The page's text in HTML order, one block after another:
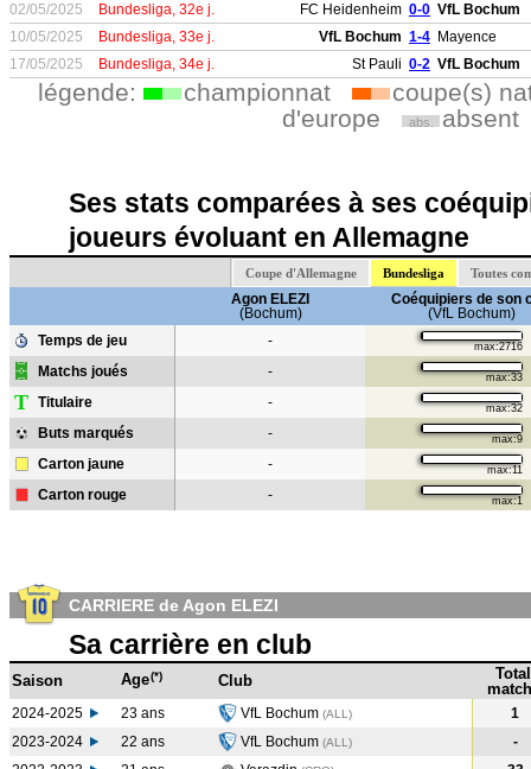
02/05/2025 Bundesliga, 32e j. FC Heidenheim 0-0 VfL Bochum
10/05/2025
Bundesliga, 33e j. VfL Bochum 1-4 Mayence
17/05/2025
Bundesliga, 34e j. St Pauli 0-2 VfL Bochum
légende: championnat
coupe(s)
d'europe
abs. absent
Ses stats comparées à ses
joueurs évoluant en Allemagne
Coupe d'Allemagne Bundesliga Toutes
Agon ELEZI
(Bochum)
Coéquipiers de son
(VfL Bochum)
Temps de jeu
- max:2716
Matchs joués - max:33
T Titulaire - max:32
Buts marqués - max:9
Carton jaune - max:11
Carton rouge - max:1
CARRIERE de Agon ELEZI
Sa carrière en club
Saison Age(*) Club
Total
2024-2025 23 ans VfL Bochum (ALL)
1
2023-2024
22 ans VfL Bochum (ALL )
-